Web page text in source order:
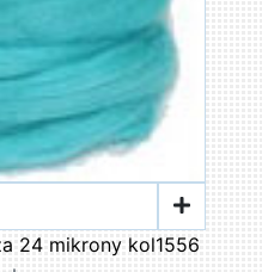
24 mikrony kol1556